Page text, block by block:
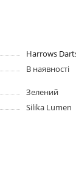
Harrows
В наявності
Зелений
Silika Lumen